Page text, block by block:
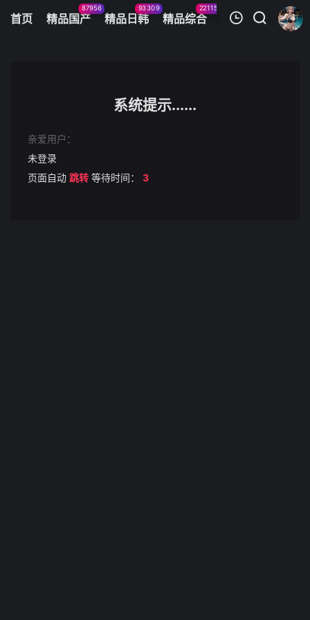
首页 精品国产
87956
精品日韩
93309
精品综合
22115
火辣美图 今日
清空
系统提示......
亲爱用户：
未登录
页面自动 跳转 等待时间： 3